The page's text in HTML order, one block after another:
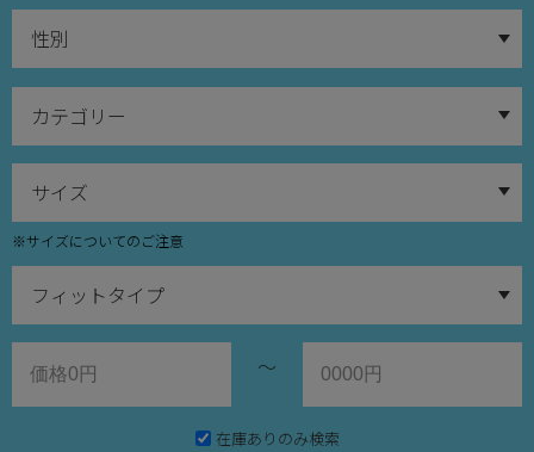
※サイズについてのご注意
～
在庫ありのみ検索